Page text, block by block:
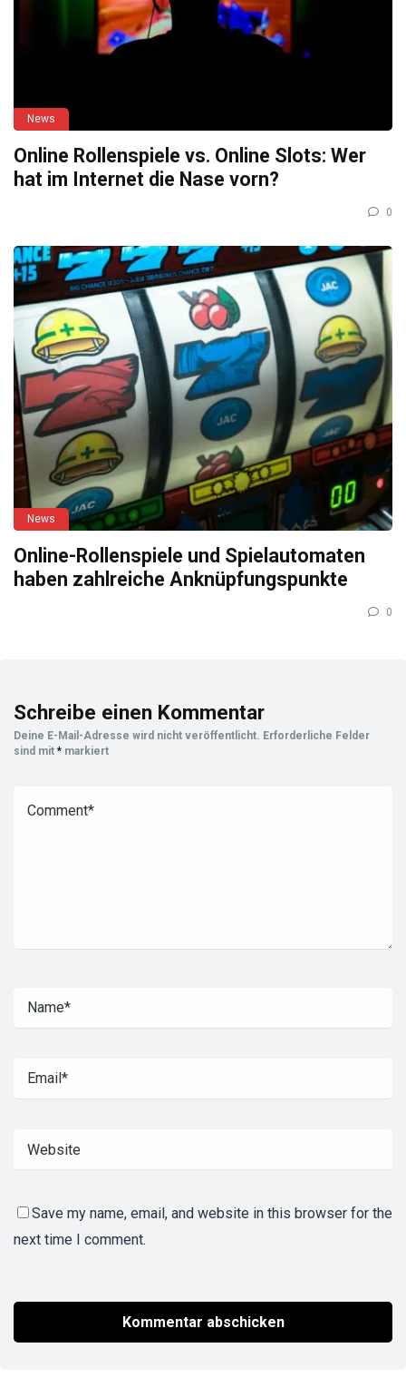
News
Online Rollenspiele vs. Online Slots: Wer
hat im Internet die Nase vorn?
0
News
Online-Rollenspiele und Spielautomaten
haben zahlreiche Anknüpfungspunkte
0
Schreibe einen Kommentar
Deine E-Mail-Adresse wird nicht veröffentlicht. Erforderliche Felder
sind mit * markiert
Save my name, email, and website in this browser for the
next time I comment.